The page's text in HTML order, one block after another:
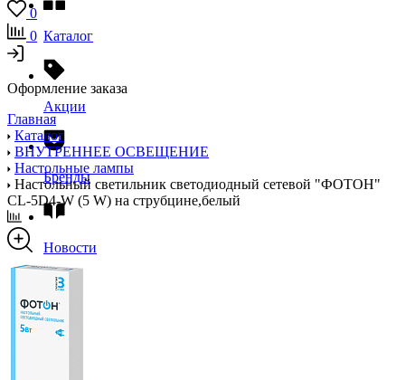
Каталог
Акции
Бренды
Новости
Блог
0
0
Оформление заказа
Главная
Каталог
ВНУТРЕННЕЕ ОСВЕЩЕНИЕ
Настольные лампы
Настольный светильник светодиодный сетевой "ФОТОН"
CL-5D4-W (5 W) на струбцине,белый